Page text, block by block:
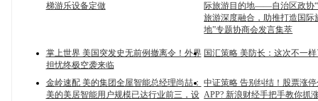
梯游乐设备定做
际旅游目的地——自治区政协
旅游深度融合，助推打造国际
地”专题协商会发言集萃
掌上世界 美国突发史无前例撤离令！外界
担忧终极空袭来临
国汇策略 美防长：这次不一
金岭速配 美的集团全屋智能总经理尚喆：
美的美居智能用户规模已达行业前三，设
中证策略 告别纠结！股票涨
APP? 新浪财经手把手教你抓